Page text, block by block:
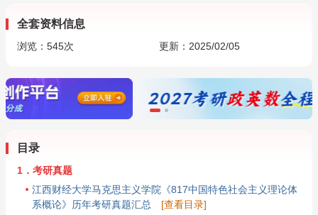
全套资料信息
浏览： 545次 更新：2025/02/05
目录
1．考研真题
江西财经大学马克思主义学院《817中国特色社会主义理论体
系概论》历年考研真题汇总
[查看目录]